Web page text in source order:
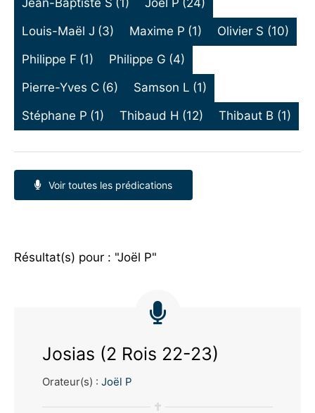
Jean-Baptiste S (1) Joël P (24)
Louis-Maël J (3) Maxime P (1) Olivier S (10)
Philippe F (1) Philippe G (4)
Pierre-Yves C (6) Samson L (1)
Stéphane P (1) Thibaud H (12) Thibaut B (1)
Voir toutes les prédications
Résultat(s) pour : "Joël P"
Josias (2 Rois 22-23)
Orateur(s) : Joël P